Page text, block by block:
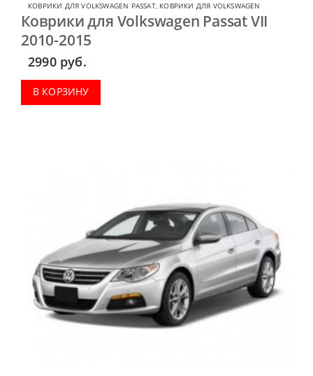
КОВРИКИ ДЛЯ VOLKSWAGEN PASSAT, КОВРИКИ ДЛЯ VOLKSWAGEN
Коврики для Volkswagen Passat VII
2010-2015
2990 руб.
В КОРЗИНУ